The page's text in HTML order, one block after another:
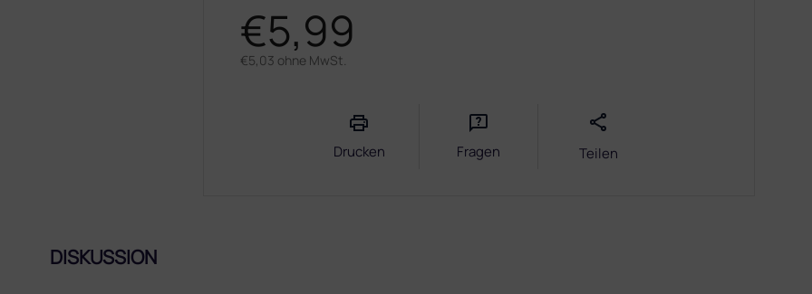
€5,99
€5,03 ohne MwSt.
Drucken Fragen Teilen
DISKUSSION